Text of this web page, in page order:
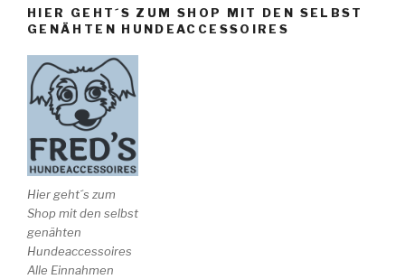
HIER GEHT´S ZUM SHOP MIT DEN SELBST
GENÄHTEN HUNDEACCESSOIRES
Hier geht´s zum
Shop mit den selbst
genähten
Hundeaccessoires
Alle Einnahmen